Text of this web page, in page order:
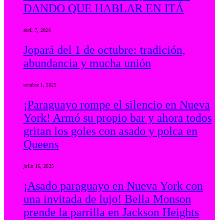
DANDO QUE HABLAR EN ITÁ
abril 7, 2026
Jopará del 1 de octubre: tradición,
abundancia y mucha unión
octubre 1, 2025
¡Paraguayo rompe el silencio en Nueva
York! Armó su propio bar y ahora todos
gritan los goles con asado y polca en
Queens
julio 16, 2025
¡Asado paraguayo en Nueva York con
una invitada de lujo! Bella Monson
prende la parrilla en Jackson Heights